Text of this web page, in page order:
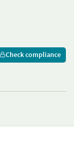
Check compliance